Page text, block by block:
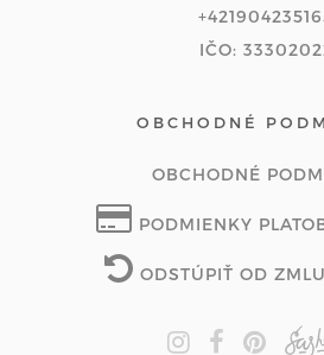
IČO:
OBCHODNÉ
OBCHODNÉ
PODMIENKY
ODSTÚPIŤ OD